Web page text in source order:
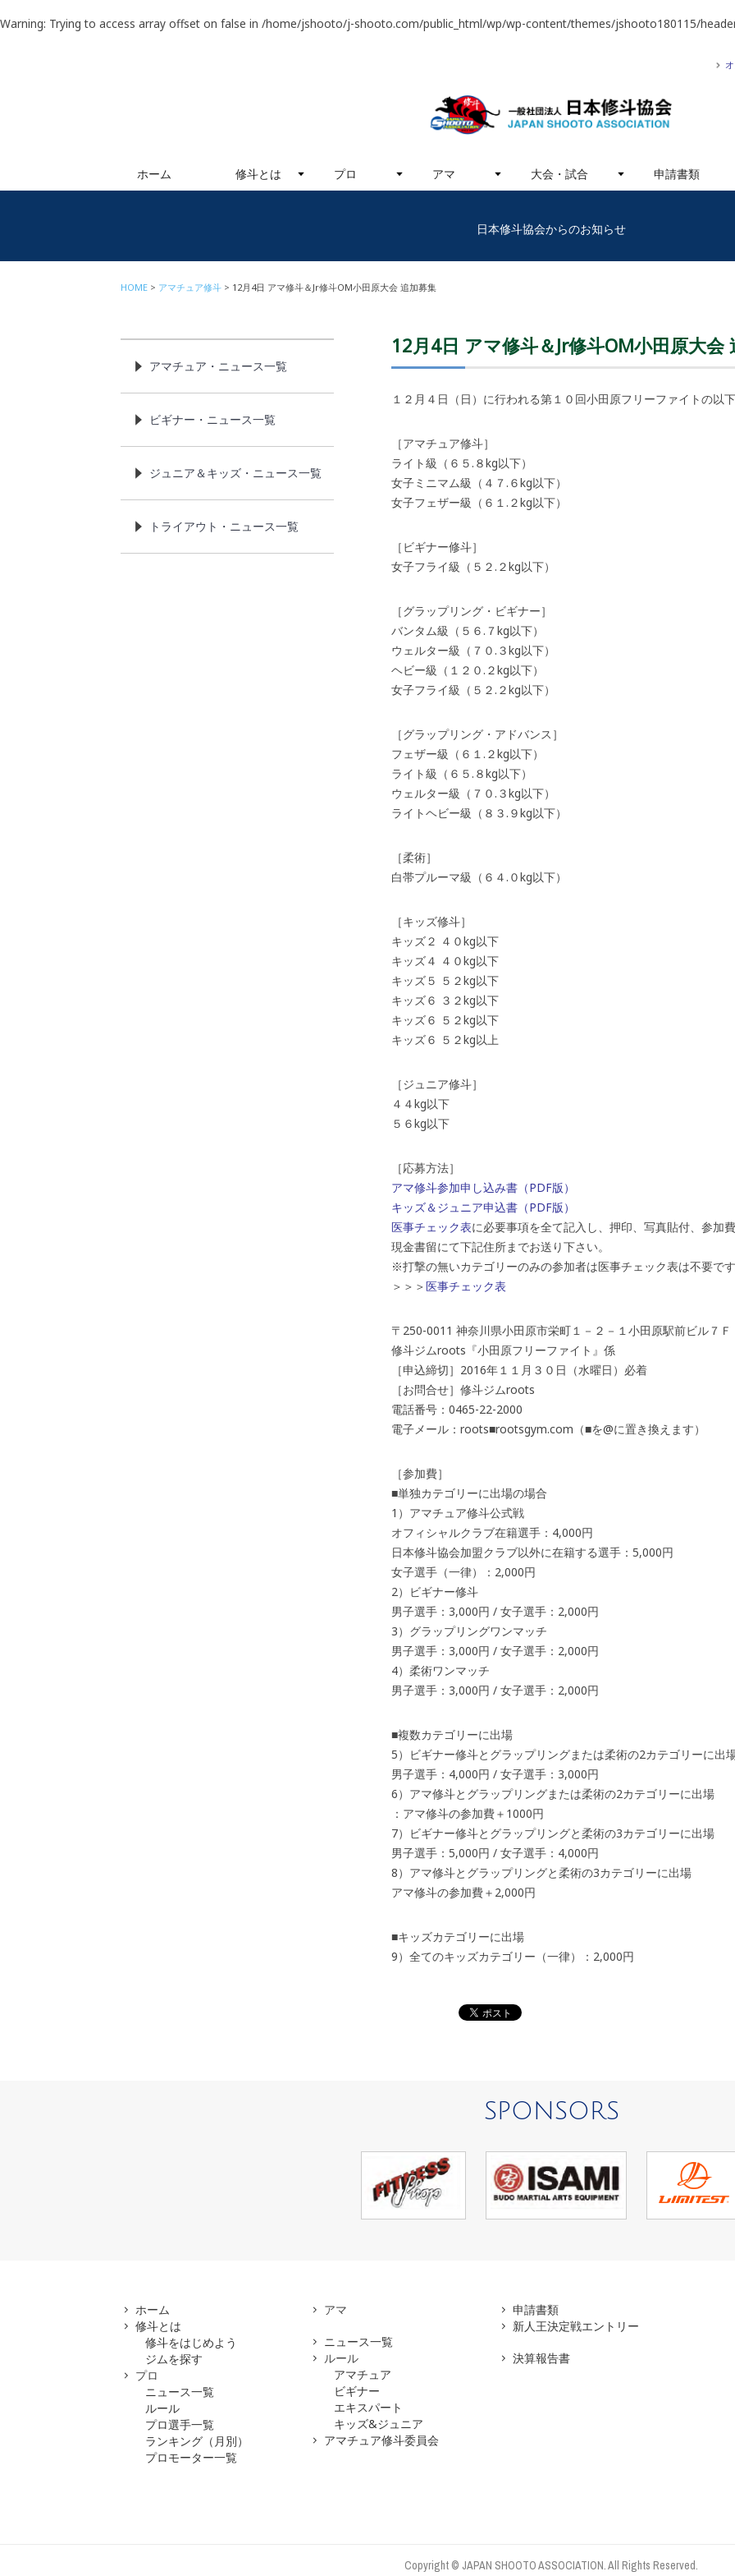
Warning: Trying to access array offset on false in /home/jshooto/j-shooto.com/public_html/wp/wp-content/themes/jshooto180115/
ホーム 修斗とは プロ アマ 大会・試合 申請書類
日本修斗協会からのお知らせ
HOME アマチュア修斗 12月4日 アマ修斗＆Jr修斗OM小田原大会 追加募集
12月4日 アマ修斗＆Jr修斗OM小田原大会
１２月４日（日）に行われる第１０回小田原フリーファイトの以
［アマチュア修斗］
ライト級（６５.８kg以下）
女子ミニマム級（４７.６kg以下）
女子フェザー級（６１.２kg以下）
［ビギナー修斗］
女子フライ級（５２.２kg以下）
［グラップリング・ビギナー］
バンタム級（５６.７kg以下）
ウェルター級（７０.３kg以下）
ヘビー級（１２０.２kg以下）
女子フライ級（５２.２kg以下）
［グラップリング・アドバンス］
フェザー級（６１.２kg以下）
ライト級（６５.８kg以下）
ウェルター級（７０.３kg以下）
ライトヘビー級（８３.９kg以下）
［柔術］
白帯プルーマ級（６４.０kg以下）
［キッズ修斗］
キッズ２ ４０kg以下
キッズ４ ４０kg以下
キッズ５ ５２kg以下
キッズ６ ３２kg以下
キッズ６ ５２kg以下
キッズ６ ５２kg以上
［ジュニア修斗］
４４kg以下
５６kg以下
［応募方法］
アマ修斗参加申し込み書（PDF版）
キッズ＆ジュニア申込書（PDF版）
医事チェック表に必要事項を全て記入し、押印、写真貼付、参加
現金書留にて下記住所までお送り下さい。
※打撃の無いカテゴリーのみの参加者は医事チェック表は不要です
＞＞＞ 医事チェック表
〒250-0011 神奈川県小田原市栄町１－２－１小田原駅前ビル７Ｆ
修斗ジムroots『小田原フリーファイト』係
［申込締切］2016年１１月３０日（水曜日）必着
［お問合せ］修斗ジムroots
電話番号：0465-22-2000
電子メール：roots■rootsgym.com（■を@に置き換えます）
［参加費］
■単独カテゴリーに出場の場合
1）アマチュア修斗公式戦
オフィシャルクラブ在籍選手：4,000円
日本修斗協会加盟クラブ以外に在籍する選手：5,000円
女子選手（一律）：2,000円
2）ビギナー修斗
男子選手：3,000円 / 女子選手：2,000円
3）グラップリングワンマッチ
男子選手：3,000円 / 女子選手：2,000円
4）柔術ワンマッチ
男子選手：3,000円 / 女子選手：2,000円
■複数カテゴリーに出場
5）ビギナー修斗とグラップリングまたは柔術の2カテゴリーに出
男子選手：4,000円 / 女子選手：3,000円
6）アマ修斗とグラップリングまたは柔術の2カテゴリーに出場
：アマ修斗の参加費＋1000円
7）ビギナー修斗とグラップリングと柔術の3カテゴリーに出場
男子選手：5,000円 / 女子選手：4,000円
8）アマ修斗とグラップリングと柔術の3カテゴリーに出場
アマ修斗の参加費＋2,000円
■キッズカテゴリーに出場
9）全てのキッズカテゴリー（一律）：2,000円
アマチュア・ニュース一覧
ビギナー・ニュース一覧
ジュニア＆キッズ・ニュース一覧
トライアウト・ニュース一覧
SPONSORS
ホーム
修斗とは
修斗をはじめよう
ジムを探す
プロ
ニュース一覧
ルール
プロ選手一覧
ランキング（月別）
プロモーター一覧
アマ
ニュース一覧
ルール
アマチュア
ビギナー
エキスパート
キッズ&ジュニア
アマチュア修斗委員会
申請書類
新人王決定戦エントリー
決算報告書
Copyright © JAPAN SHOOTO ASSOCIATION. All Rights Reserved.